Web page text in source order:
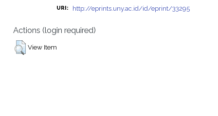
URI: http://eprints.uny.ac.id/id/eprint/33295
Actions (login required)
View Item